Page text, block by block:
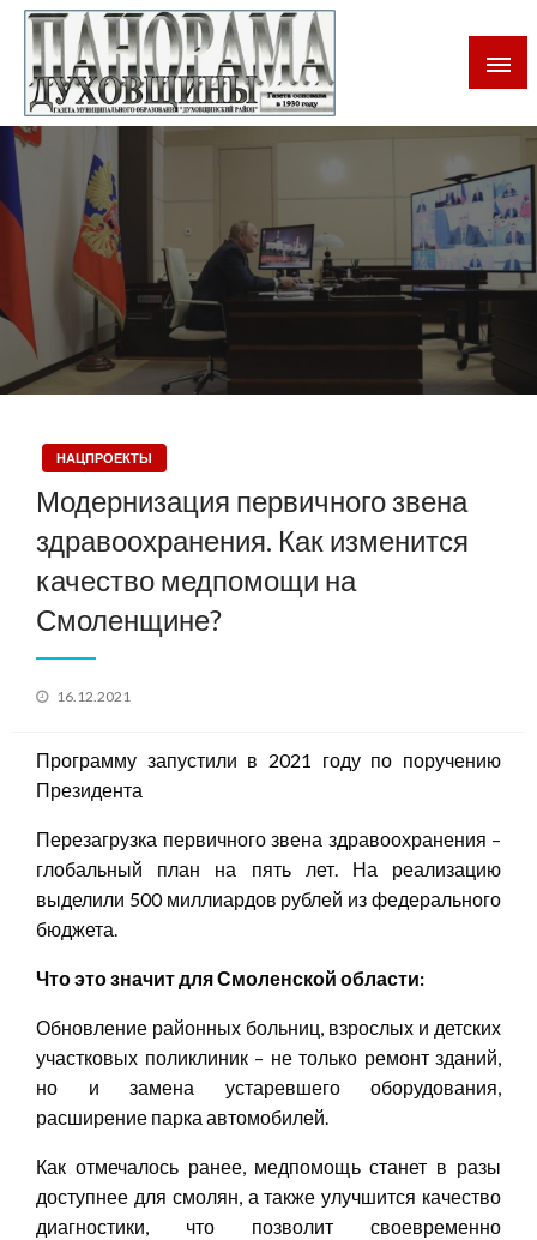
Панорама Духовщины
Газета Духовщинского района Смоленской области
НАЦПРОЕКТЫ
Модернизация первичного звена
здравоохранения. Как изменится
качество медпомощи на
Смоленщине?
Posted
16.12.2021
Программу запустили в 2021 году по поручению
Президента
Перезагрузка первичного звена здравоохранения –
глобальный план на пять лет. На реализацию
выделили 500 миллиардов рублей из федерального
бюджета.
Что это значит для Смоленской области:
Обновление районных больниц, взрослых и детских
участковых поликлиник – не только ремонт зданий,
но и замена устаревшего оборудования,
расширение парка автомобилей.
Как отмечалось ранее, медпомощь станет в разы
доступнее для смолян, а также улучшится качество
диагностики, что позволит своевременно